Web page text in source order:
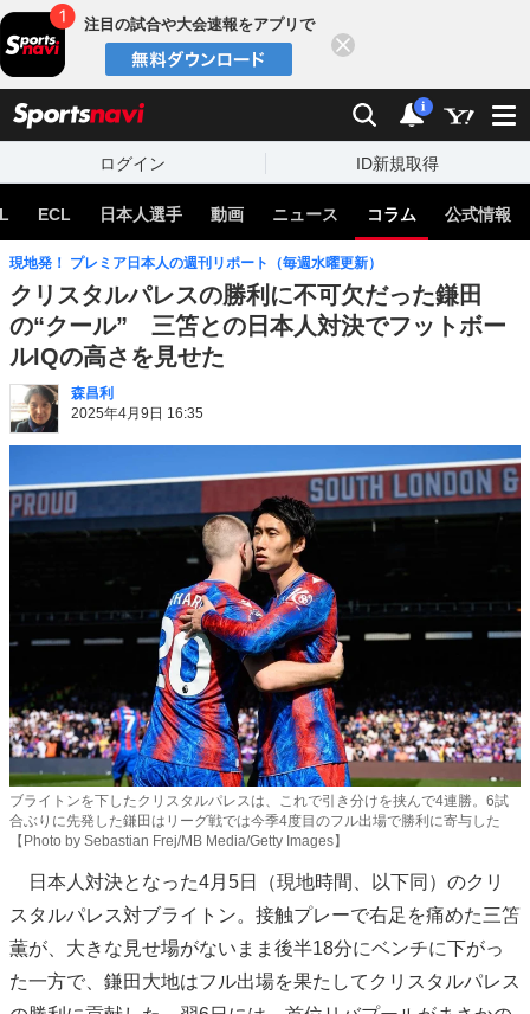
注目の試合や大会速報をアプリで
検索 通知
i
ログイン ID新規取得
ECL 日本人選手 動画 ニュース コラム 公式情報
現地発！ プレミア日本人の週刊リポート（毎週水曜更新）
クリスタルパレスの勝利に不可欠だった鎌田
の“クール” 三笘との日本人対決でフットボー
ルIQの高さを見せた
森昌利
2025年4月9日 16:35
ブライトンを下したクリスタルパレスは、これで引き分けを挟んで4連勝。6試
合ぶりに先発した鎌田はリーグ戦では今季4度目のフル出場で勝利に寄与した
【Photo by Sebastian Frej/MB Media/Getty Images】
日本人対決となった4月5日（現地時間、以下同）のクリ
スタルパレス対ブライトン。接触プレーで右足を痛めた三笘
薫が、大きな見せ場がないまま後半18分にベンチに下がっ
た一方で、鎌田大地はフル出場を果たしてクリスタルパレス